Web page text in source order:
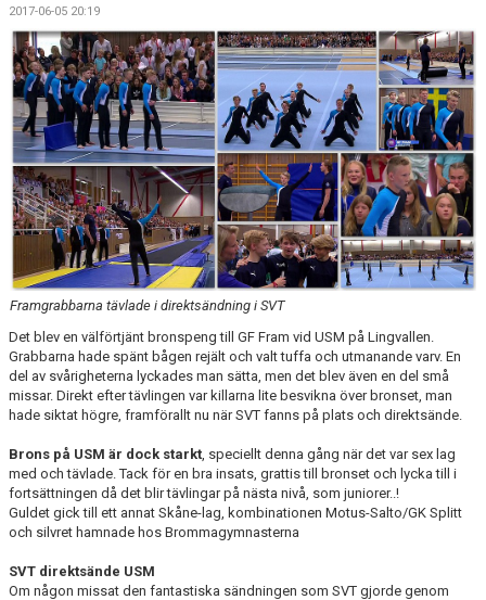
2017-06-05 20:19
Framgrabbarna tävlade i direktsändning i SVT
Det blev en välförtjänt bronspeng till GF Fram vid USM på Lingvallen.
Grabbarna hade spänt bågen rejält och valt tuffa och utmanande varv. En
del av svårigheterna lyckades man sätta, men det blev även en del små
missar. Direkt efter tävlingen var killarna lite besvikna över bronset, man
hade siktat högre, framförallt nu när SVT fanns på plats och direktsände.
Brons på USM är dock starkt , speciellt denna gång när det var sex lag
med och tävlade. Tack för en bra insats, grattis till bronset och lycka till i
fortsättningen då det blir tävlingar på nästa nivå, som juniorer..!
Guldet gick till ett annat Skåne-lag, kombinationen Motus-Salto/GK Splitt
och silvret hamnade hos Brommagymnasterna
SVT direktsände USM
Om någon missat den fantastiska sändningen som SVT gjorde genom